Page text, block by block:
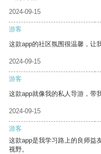
2024-09-15
游客
这款app的社区氛围很温馨，让
2024-09-15
游客
这款app就像我的私人导游，带
2024-09-15
游客
这款app是我学习路上的良师益
视野。